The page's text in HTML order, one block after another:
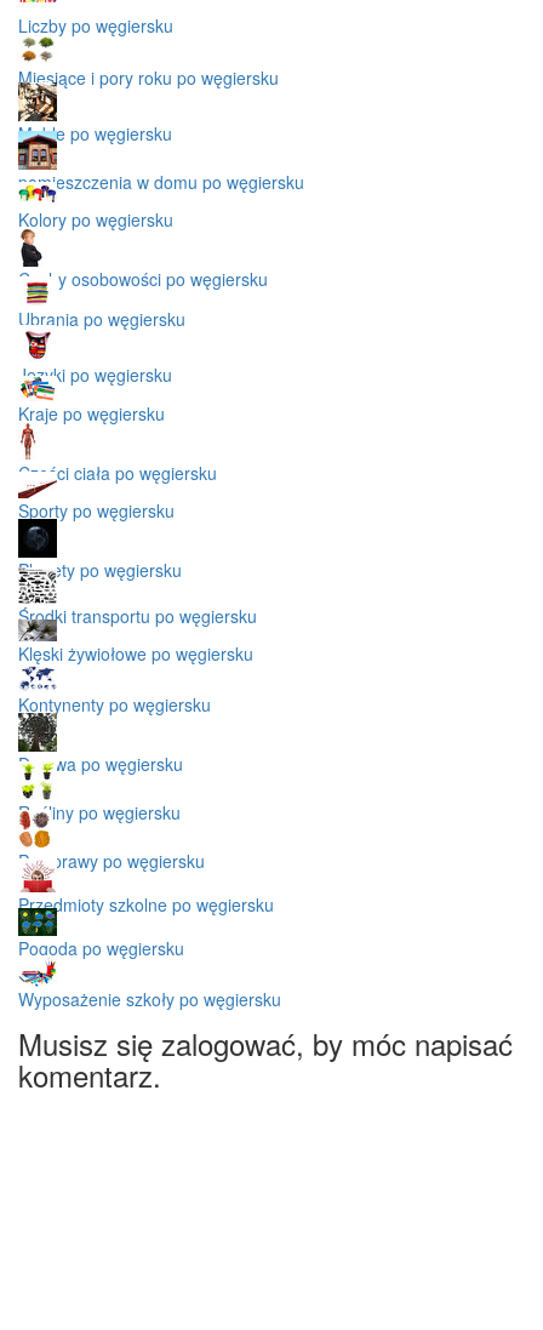
Liczby po węgiersku
Miesiące i pory roku po węgiersku
Meble po węgiersku
pomieszczenia w domu po węgiersku
Kolory po węgiersku
Cechy osobowości po węgiersku
Ubrania po węgiersku
Języki po węgiersku
Kraje po węgiersku
Części ciała po węgiersku
Sporty po węgiersku
Planety po węgiersku
Środki transportu po węgiersku
Klęski żywiołowe po węgiersku
Kontynenty po węgiersku
Drzewa po węgiersku
Rośliny po węgiersku
Przyprawy po węgiersku
Przedmioty szkolne po węgiersku
Pogoda po węgiersku
Wyposażenie szkoły po węgiersku
Musisz się zalogować, by móc napisać
komentarz.